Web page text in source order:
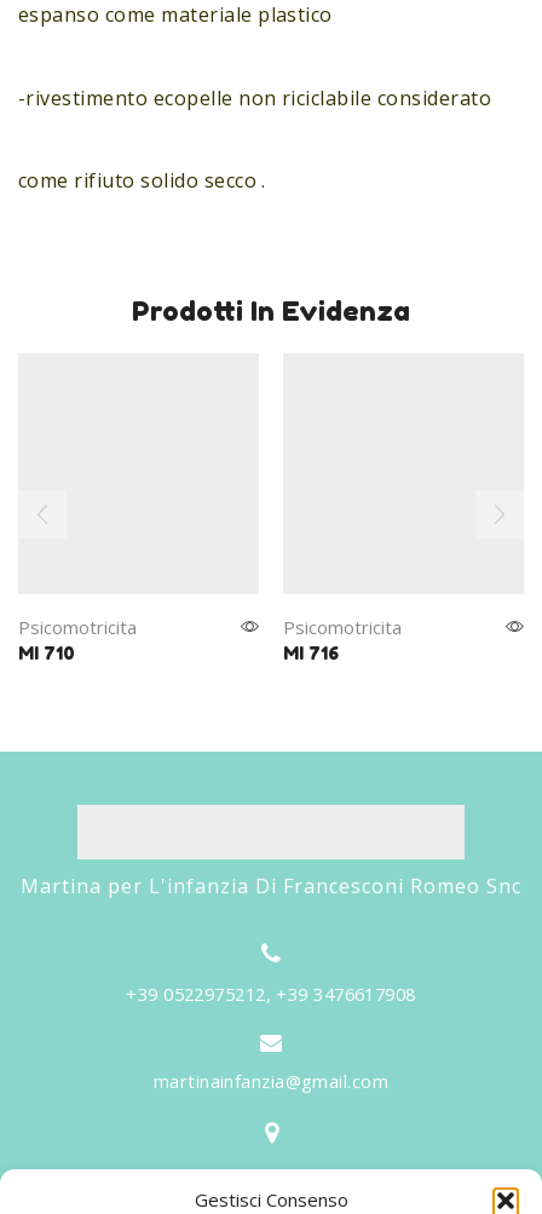
Gestisci Consenso
espanso come materiale plastico
-rivestimento ecopelle non riciclabile considerato
come rifiuto solido secco .
Prodotti In Evidenza
Psicomotricita
MI 710
Psicomotricita
MI 716
Martina per L'infanzia Di Francesconi Romeo Snc
+39 0522975212, +39 3476617908
martinainfanzia@gmail.com
V.le Tiziano, 20 - 42046 Reggiolo